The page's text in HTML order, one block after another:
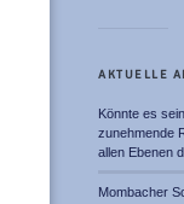
AKTUELLE
Könnte es
zunehmende
allen Ebenen
Mombacher